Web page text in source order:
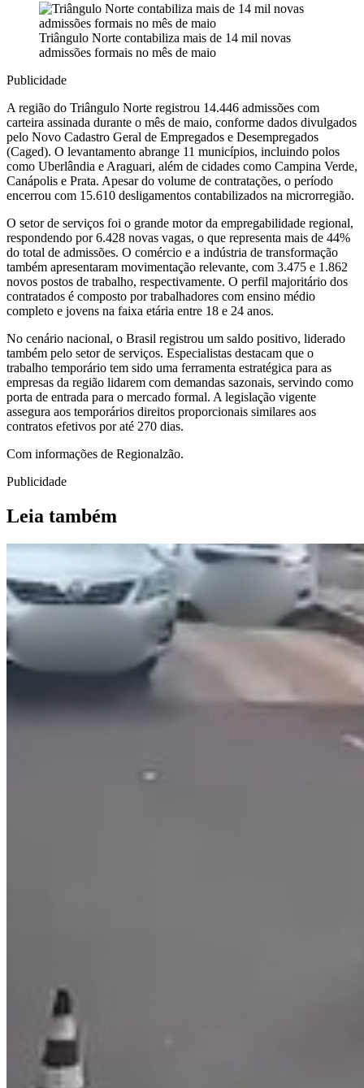
Triângulo Norte contabiliza mais de 14 mil novas
admissões formais no mês de maio
Publicidade
A região do Triângulo Norte registrou 14.446 admissões com
carteira assinada durante o mês de maio, conforme dados divulgados
pelo Novo Cadastro Geral de Empregados e Desempregados
(Caged). O levantamento abrange 11 municípios, incluindo polos
como Uberlândia e Araguari, além de cidades como Campina Verde,
Canápolis e Prata. Apesar do volume de contratações, o período
encerrou com 15.610 desligamentos contabilizados na microrregião.
O setor de serviços foi o grande motor da empregabilidade regional,
respondendo por 6.428 novas vagas, o que representa mais de 44%
do total de admissões. O comércio e a indústria de transformação
também apresentaram movimentação relevante, com 3.475 e 1.862
novos postos de trabalho, respectivamente. O perfil majoritário dos
contratados é composto por trabalhadores com ensino médio
completo e jovens na faixa etária entre 18 e 24 anos.
No cenário nacional, o Brasil registrou um saldo positivo, liderado
também pelo setor de serviços. Especialistas destacam que o
trabalho temporário tem sido uma ferramenta estratégica para as
empresas da região lidarem com demandas sazonais, servindo como
porta de entrada para o mercado formal. A legislação vigente
assegura aos temporários direitos proporcionais similares aos
contratos efetivos por até 270 dias.
Com informações de Regionalzão.
Publicidade
Leia também